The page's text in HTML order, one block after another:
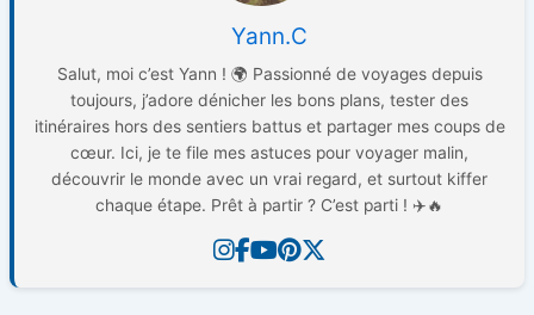
Yann.C
Salut, moi c’est Yann ! 🌍 Passionné de voyages depuis
toujours, j’adore dénicher les bons plans, tester des
itinéraires hors des sentiers battus et partager mes coups de
cœur. Ici, je te file mes astuces pour voyager malin,
découvrir le monde avec un vrai regard, et surtout kiffer
chaque étape. Prêt à partir ? C’est parti ! ✈️🔥